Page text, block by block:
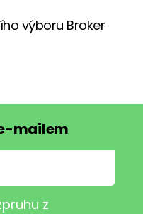
výboru Broker
mailem
z